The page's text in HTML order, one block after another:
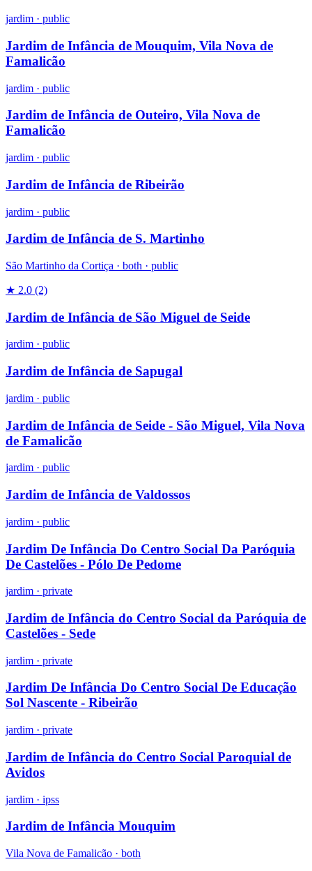
jardim · public
Jardim de Infância de Mouquim, Vila Nova de
Famalicão
jardim · public
Jardim de Infância de Outeiro, Vila Nova de
Famalicão
jardim · public
Jardim de Infância de Ribeirão
jardim · public
Jardim de Infância de S. Martinho
São Martinho da Cortiça · both · public
★ 2.0 (2)
Jardim de Infância de São Miguel de Seide
jardim · public
Jardim de Infância de Sapugal
jardim · public
Jardim de Infância de Seide - São Miguel, Vila Nova
de Famalicão
jardim · public
Jardim de Infância de Valdossos
jardim · public
Jardim De Infância Do Centro Social Da Paróquia
De Castelões - Pólo De Pedome
jardim · private
Jardim de Infância do Centro Social da Paróquia de
Castelões - Sede
jardim · private
Jardim De Infância Do Centro Social De Educação
Sol Nascente - Ribeirão
jardim · private
Jardim de Infância do Centro Social Paroquial de
Avidos
jardim · ipss
Jardim de Infância Mouquim
Vila Nova de Famalicão · both